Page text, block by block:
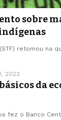
sobre
retomou na
2023
da
fez o Banco